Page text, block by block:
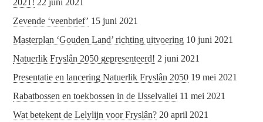
2021! 22 juni 2021
Zevende ‘veenbrief’ 15 juni 2021
Masterplan ‘Gouden Land’ richting uitvoering 10 juni 2021
Natuerlik Fryslân 2050 gepresenteerd! 2 juni 2021
Presentatie en lancering Natuerlik Fryslân 2050 19 mei 2021
Rabatbossen en toekbossen in de IJsselvallei 11 mei 2021
Wat betekent de Lelylijn voor Fryslân? 20 april 2021